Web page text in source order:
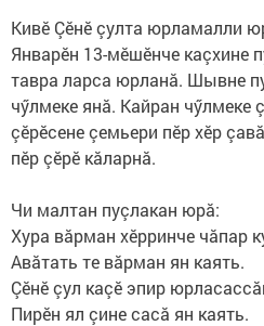
Кивӗ Çӗнӗ çулта юрламалли
Январӗн 13-мӗшӗнче каçхине
тавра ларса юрланă. Шывне
чӳлмеке янă. Кайран чӳлмеке
çӗрӗсене çемьери пӗр хӗр
пӗр çӗрӗ кăларнă.
Чи малтан пуçлакан юрă:
Хура вăрман хӗрринче чăпар
Авăтать те вăрман ян каять.
Çӗнӗ çул каçӗ эпир
Пирӗн ял çине сасă ян каять.